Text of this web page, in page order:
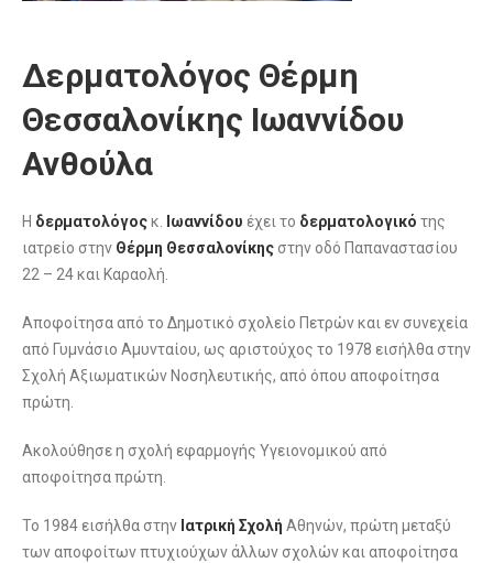
Δερματολόγος Θέρμη
Θεσσαλονίκης Ιωαννίδου
Ανθούλα
Η δερματολόγοςκ. Ιωαννίδου έχει το δερματολογικό της
ιατρείο στην Θέρμη Θεσσαλονίκης στην οδό Παπαναστασίου
22 – 24 και Καραολή.
Αποφοίτησα από το Δημοτικό σχολείο Πετρών και εν συνεχεία
από Γυμνάσιο Αμυνταίου, ως αριστούχος το 1978 εισήλθα στην
Σχολή Αξιωματικών Νοσηλευτικής, από όπου αποφοίτησα
πρώτη.
Ακολούθησε η σχολή εφαρμογής Υγειονομικού από
αποφοίτησα πρώτη.
Το 1984 εισήλθα στην Ιατρική Σχολή Αθηνών, πρώτη μεταξύ
των αποφοίτων πτυχιούχων άλλων σχολών και αποφοίτησα